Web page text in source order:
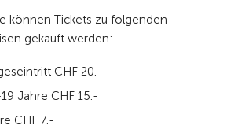
können Tickets zu folgenden
gekauft werden:
CHF 20.-
Jahre CHF 15.-
CHF 7.-